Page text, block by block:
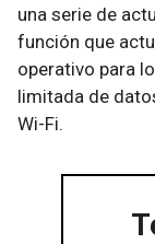
una serie de
función que
operativo para
limitada de
Wi-Fi.